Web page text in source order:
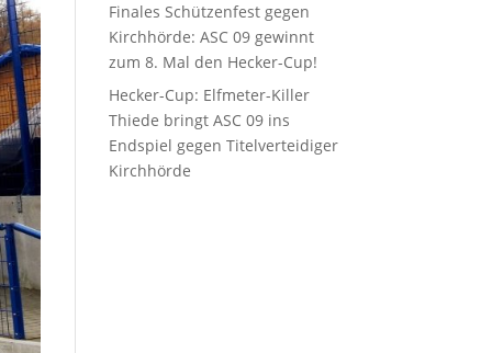
Finales Schützenfest gegen
Kirchhörde: ASC 09 gewinnt
zum 8. Mal den Hecker-Cup!
Hecker-Cup: Elfmeter-Killer
Thiede bringt ASC 09 ins
Endspiel gegen Titelverteidiger
Kirchhörde